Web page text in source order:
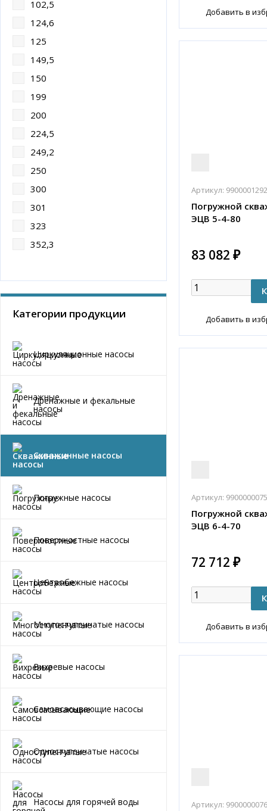
102,5
124,6
125
149,5
150
199
200
224,5
249,2
250
300
301
323
352,3
Категории продукции
Циркуляционные насосы
Дренажные и фекальные
насосы
Скважинные насосы
Погружные насосы
Поверхностные насосы
Центробежные насосы
Многоступенчатые насосы
Вихревые насосы
Самовсасывающие насосы
Одноступенчатые насосы
Насосы для горячей воды
Добавить в
Артикул:
Погружной
ЭЦВ 5-4-80
83 082 ₽
Добавить в
Артикул:
Погружной
ЭЦВ 6-4-70
72 712 ₽
Добавить в
Артикул: